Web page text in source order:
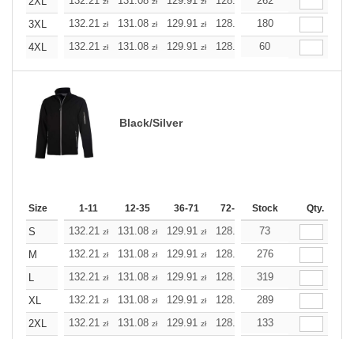
3XL
132.21 zł 131.08 zł 129.91 zł 128.78 127.61
180
4XL
132.21 zł 131.08 zł 129.91 zł 128.78 127.61
60
Black/Silver
Size 1-11 12-35 36-71 72-143 144-287 288 +
Stock Qty.
S 132.21 zł 131.08 zł 129.91 zł 128.78 127.61
73
M
132.21 zł 131.08 zł 129.91 zł 128.78 127.61
276
L
132.21 zł 131.08 zł 129.91 zł 128.78 127.61
319
XL
132.21 zł 131.08 zł 129.91 zł 128.78 127.61
289
2XL
132.21 zł 131.08 zł 129.91 zł 128.78 127.61
133